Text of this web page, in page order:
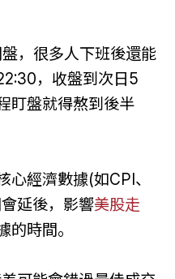
，很多人下班後還能
，收盤到次日5
盯盤就得熬到後半
經濟數據(如CPI、
延後，影響美股走
時間。